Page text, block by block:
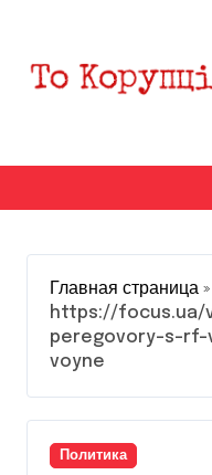
содержанию
Главная страница »
https://focus.ua/
peregovory-s-rf-
voyne
Политика